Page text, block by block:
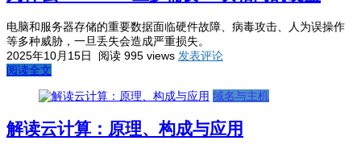
电脑和服务器存储的重要数据面临硬件故障、病毒攻击、人为误操作
等多种威胁，一旦丢失会造成严重损失。
2025年10月15日
阅读 995 views 发表评论
阅读全文
域名与主机
解读云计算：原理、构成与应用